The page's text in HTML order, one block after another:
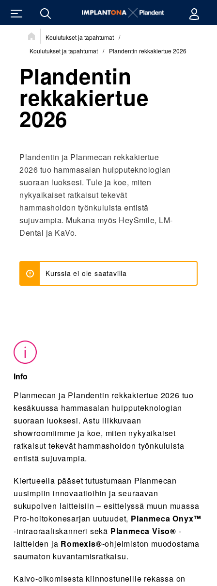
Sijainti:Koulutukset ja tapahtumat /
Koulutukset ja tapahtumat / Plandentin rekkakiertue 2026
Plandentin
rekkakiertue
2026
Plandentin ja Planmecan rekkakiertue
2026 tuo hammasalan huipputeknologian
suoraan luoksesi. Tule ja koe, miten
nykyaikaiset ratkaisut tekevät
hammashoidon työnkuluista entistä
sujuvampia. Mukana myös HeySmile, LM-
Dental ja KaVo.
Kurssia ei ole saatavilla
Info
Planmecan ja Plandentin rekkakiertue 2026 tuo
kesäkuussa hammasalan huipputeknologian
suoraan luoksesi. Astu liikkuvaan
showroomiimme ja koe, miten nykyaikaiset
ratkaisut tekevät hammashoidon työnkuluista
entistä sujuvampia.
Kiertueella pääset tutustumaan Planmecan
uusimpiin innovaatioihin ja seuraavan
sukupolven laitteisiin – esittelyssä muun muassa
Pro-hoitokonesarjan uutuudet, Planmeca Onyx™
-intraoraaliskanneri sekä Planmeca Viso® -
laitteiden ja Romexis®-ohjelmiston muodostama
saumaton kuvantamisratkaisu.
Kalvo-oikomisesta kiinnostuneille rekassa on